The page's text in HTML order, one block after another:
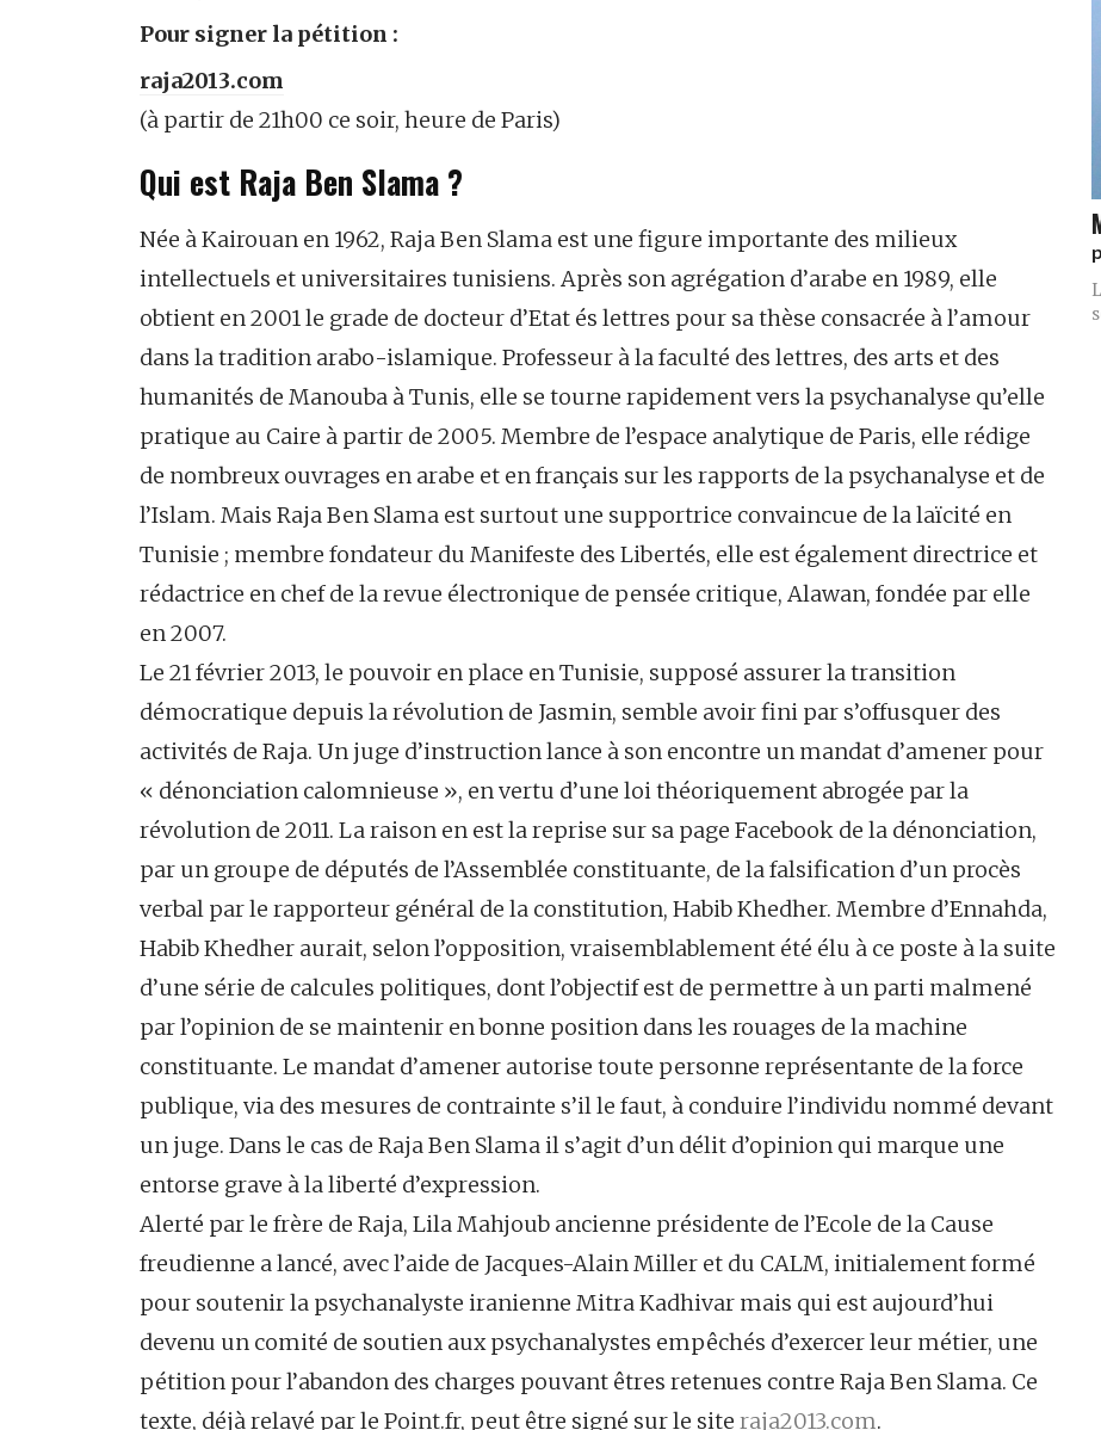
Pour signer la pétition :
raja2013.com
(à partir de 21h00 ce soir, heure de Paris)
Qui est Raja Ben Slama ?
Née à Kairouan en 1962, Raja Ben Slama est une figure importante des milieux
intellectuels et universitaires tunisiens. Après son agrégation d’arabe en 1989, elle
obtient en 2001 le grade de docteur d’Etat és lettres pour sa thèse consacrée à l’amour
dans la tradition arabo-islamique. Professeur à la faculté des lettres, des arts et des
humanités de Manouba à Tunis, elle se tourne rapidement vers la psychanalyse qu’elle
pratique au Caire à partir de 2005. Membre de l’espace analytique de Paris, elle rédige
de nombreux ouvrages en arabe et en français sur les rapports de la psychanalyse et de
l’Islam. Mais Raja Ben Slama est surtout une supportrice convaincue de la laïcité en
Tunisie ; membre fondateur du Manifeste des Libertés, elle est également directrice et
rédactrice en chef de la revue électronique de pensée critique, Alawan, fondée par elle
en 2007.
Le 21 février 2013, le pouvoir en place en Tunisie, supposé assurer la transition
démocratique depuis la révolution de Jasmin, semble avoir fini par s’offusquer des
activités de Raja. Un juge d’instruction lance à son encontre un mandat d’amener pour
« dénonciation calomnieuse », en vertu d’une loi théoriquement abrogée par la
révolution de 2011. La raison en est la reprise sur sa page Facebook de la dénonciation,
par un groupe de députés de l’Assemblée constituante, de la falsification d’un procès
verbal par le rapporteur général de la constitution, Habib Khedher. Membre d’Ennahda,
Habib Khedher aurait, selon l’opposition, vraisemblablement été élu à ce poste à la suite
d’une série de calcules politiques, dont l’objectif est de permettre à un parti malmené
par l’opinion de se maintenir en bonne position dans les rouages de la machine
constituante. Le mandat d’amener autorise toute personne représentante de la force
publique, via des mesures de contrainte s’il le faut, à conduire l’individu nommé devant
un juge. Dans le cas de Raja Ben Slama il s’agit d’un délit d’opinion qui marque une
entorse grave à la liberté d’expression.
Alerté par le frère de Raja, Lila Mahjoub ancienne présidente de l’Ecole de la Cause
freudienne a lancé, avec l’aide de Jacques-Alain Miller et du CALM, initialement formé
pour soutenir la psychanalyste iranienne Mitra Kadhivar mais qui est aujourd’hui
devenu un comité de soutien aux psychanalystes empêchés d’exercer leur métier, une
pétition pour l’abandon des charges pouvant êtres retenues contre Raja Ben Slama. Ce
texte, déjà relayé par le Point.fr, peut être signé sur le site raja2013.com.